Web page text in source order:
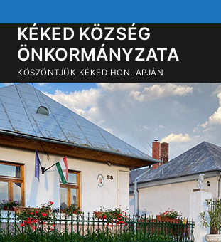
a
tartalomra
KÉKED KÖZSÉG
ÖNKORMÁNYZATA
KÖSZÖNTJÜK KÉKED HONLAPJÁN
Keresése: